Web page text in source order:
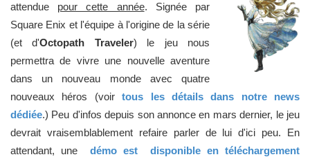
attendue pour cette année. Signée par
Square Enix et l'équipe à l'origine de la série
(et d'Octopath Traveler) le jeu nous
permettra de vivre une nouvelle aventure
dans un nouveau monde avec quatre
nouveaux héros (voirtous les détails dans notre news
dédiée.) Peu d'infos depuis son annonce en mars dernier, le jeu
devrait vraisemblablement refaire parler de lui d'ici peu. En
attendant, une
démo est disponible en téléchargement